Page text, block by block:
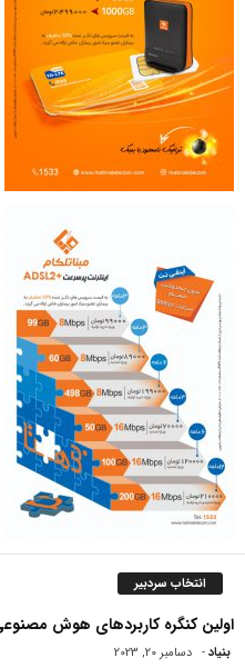
انتخاب سردبیر
اولین کنگره کاربردهای هوش
بنیاد- دسامبر 20, 2023